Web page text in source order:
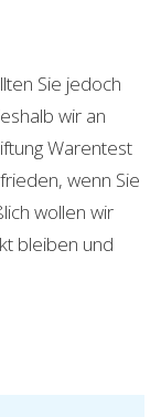
Sie jedoch
wir an
Warentest
wenn Sie
wollen wir
bleiben und